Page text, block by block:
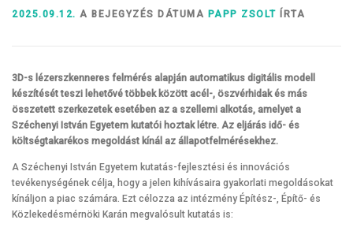
SZOLGÁLTATÁSOK ÉVFOLYAMOK
2025.09.12. A BEJEGYZÉS DÁTUMA PAPP ZSOLT ÍRTA
3D-s lézerszkenneres felmérés alapján automatikus digitális modell
készítését teszi lehetővé többek között acél-, öszvérhidak és más
összetett szerkezetek esetében az a szellemi alkotás, amelyet a
Széchenyi István Egyetem kutatói hoztak létre. Az eljárás idő- és
költségtakarékos megoldást kínál az állapotfelmérésekhez.
A Széchenyi István Egyetem kutatás-fejlesztési és innovációs
tevékenységének célja, hogy a jelen kihívásaira gyakorlati megoldásokat
kínáljon a piac számára. Ezt célozza az intézmény Építész-, Építő- és
Közlekedésmérnöki Karán megvalósult kutatás is: